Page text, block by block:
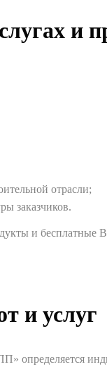
и
отрасли;
заказчиков.
и
и услуг